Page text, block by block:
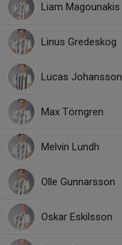
Liam Magounakis
Linus Gredeskog
Lucas Johansson
Max Törngren
Melvin Lundh
Olle Gunnarsson
Oskar Eskilsson